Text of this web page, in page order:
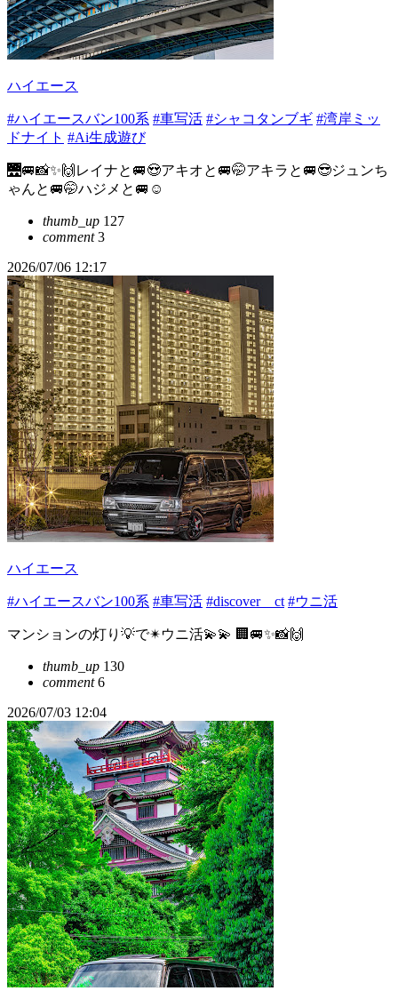
ハイエース
#ハイエースバン100系 #車写活 #シャコタンブギ #湾岸ミッ
ドナイト #Ai生成遊び
🌉🚐📸✨🙌レイナと🚐😍アキオと🚐🤭アキラと🚐😎ジュンち
ゃんと🚐🤭ハジメと🚐☺️
thumb_up 127
comment3
2026/07/06 12:17
ハイエース
#ハイエースバン100系 #車写活 #discover＿ct #ウニ活
マンションの灯り💡で✴︎ウニ活💫💫 🏢🚐✨📸🙌
thumb_up 130
comment6
2026/07/03 12:04